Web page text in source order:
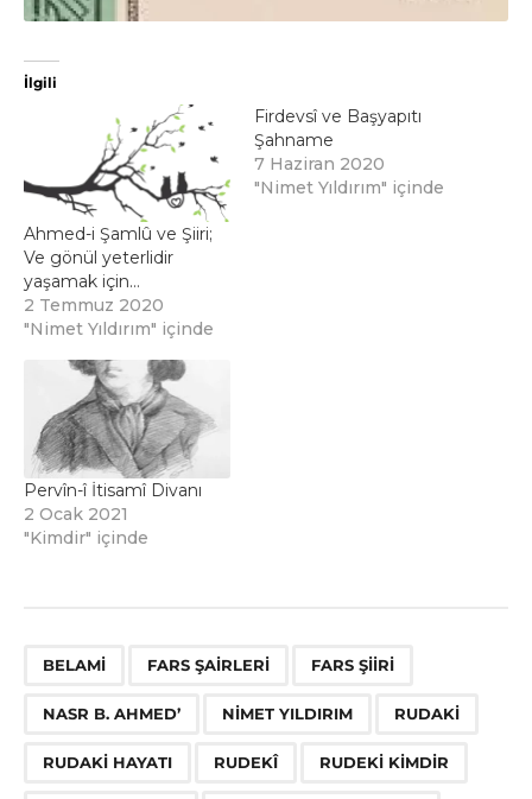
İlgili
Ahmed-i Şamlû ve Şiiri;
Ve gönül yeterlidir
yaşamak için…
2 Temmuz 2020
"Nimet Yıldırım" içinde
Firdevsî ve Başyapıtı
Şahname
7 Haziran 2020
"Nimet Yıldırım" içinde
Pervîn-î İtisamî Divanı
2 Ocak 2021
"Kimdir" içinde
BELAMI FARS ŞAIRLERI FARS ŞIIRI
NASR B. AHMED’ NIMET YILDIRIM RUDAKI
RUDAKI HAYATI RUDEKÎ RUDEKI KIMDIR